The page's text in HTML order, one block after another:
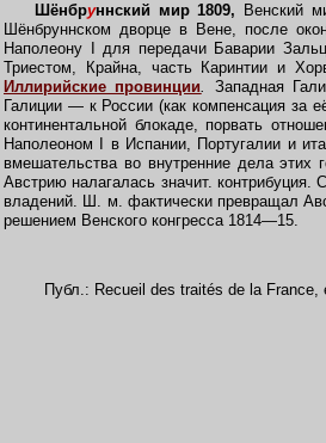
Шёнбруннский мир 1809, Венский
Шёнбруннском дворце в Вене, после
Наполеону I для передачи Баварии
Триестом, Крайна, часть Каринтии и
Иллирийские провинции.
Западная
Галиции — к России (как компенсация за
континентальной блокаде, порвать
Наполеоном I в Испании, Португалии и
вмешательства во внутренние дела этих
Австрию налагалась значит. контрибуция.
владений. Ш. м. фактически превращал
решением Венского конгресса 1814—15.
Публ.: Recueil des traités de la France,